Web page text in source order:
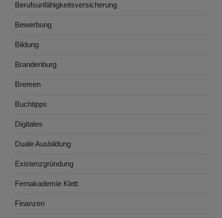
Berufsunfähigkeitsversicherung
Bewerbung
Bildung
Brandenburg
Bremen
Buchtipps
Digitales
Duale Ausbildung
Existenzgründung
Fernakademie Klett
Finanzen